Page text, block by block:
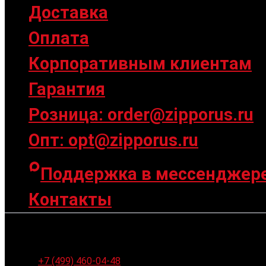
Доставка
Оплата
Корпоративным клиентам
Гарантия
Розница: order@zipporus.ru
Опт: opt@zipporus.ru
Поддержка в
Контакты
+7 (499) 460-04-48